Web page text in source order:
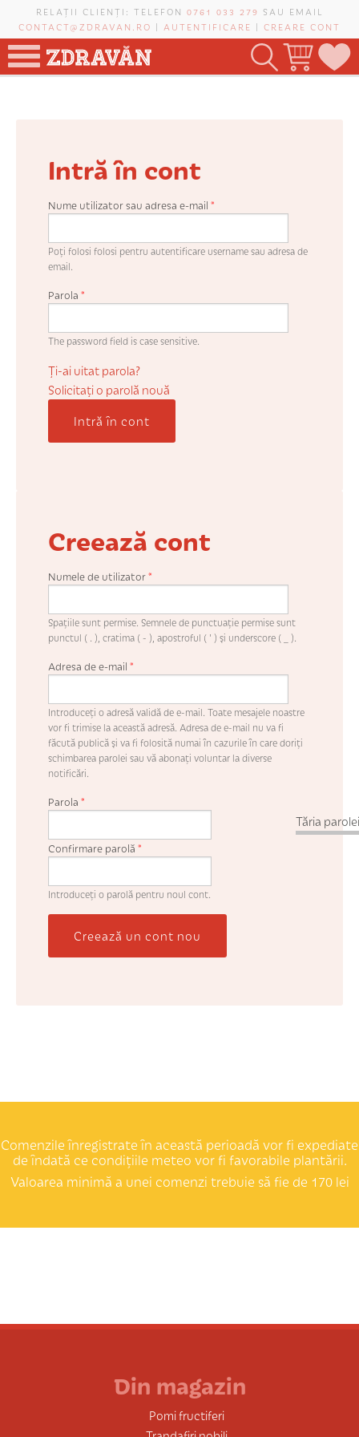
Mergi la conţinutul principal
RELAȚII CLIENȚI: TELEFON 0761 033 279 SAU EMAIL
CONTACT@ZDRAVAN.RO | AUTENTIFICARE | CREARE CONT
VIȚĂ-DE-VIE
Intră în cont
Nume utilizator sau adresa e-mail *
Poți folosi folosi pentru autentificare username sau adresa de
email.
Parola *
The password field is case sensitive.
Ți-ai uitat parola?
Solicitaţi o parolă nouă
Intră în cont
Creează cont
Numele de utilizator*
Spaţiile sunt permise. Semnele de punctuaţie permise sunt
punctul ( . ), cratima ( - ), apostroful ( ' ) şi underscore ( _ ).
Adresa de e-mail *
Introduceţi o adresă validă de e-mail. Toate mesajele noastre
vor fi trimise la această adresă. Adresa de e-mail nu va fi
făcută publică şi va fi folosită numai în cazurile în care doriţi
schimbarea parolei sau vă abonaţi voluntar la diverse
notificări.
Tăria
Parola *
Confirmare parolă *
Introduceţi o parolă pentru noul cont.
Creează un cont nou
Comenzile înregistrate în această perioadă vor fi expediate
de îndată ce condițiile meteo vor fi favorabile plantării.
Valoarea minimă a unei comenzi trebuie să fie de 170 lei
Din magazin
Pomi fructiferi